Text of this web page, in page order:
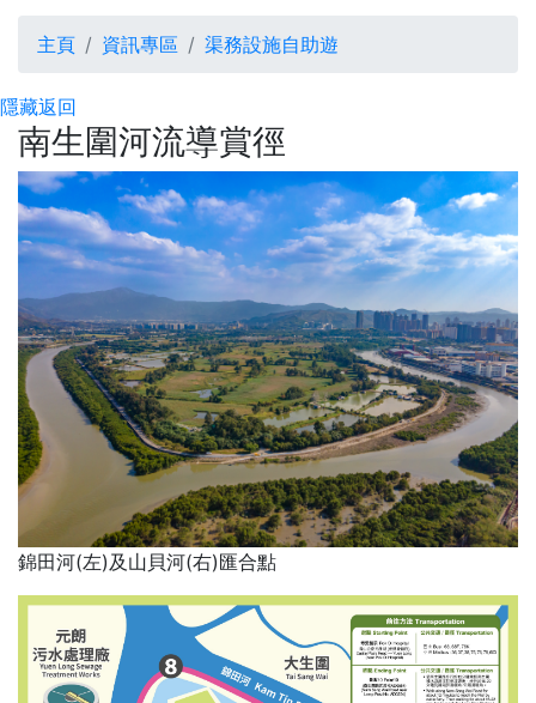
南生圍河流導賞徑
主頁 資訊專區 渠務設施自助遊
隱藏返回
南生圍河流導賞徑
錦田河(左)及山貝河(右)匯合點